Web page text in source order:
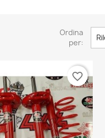
Ordina
per:
favorite_border